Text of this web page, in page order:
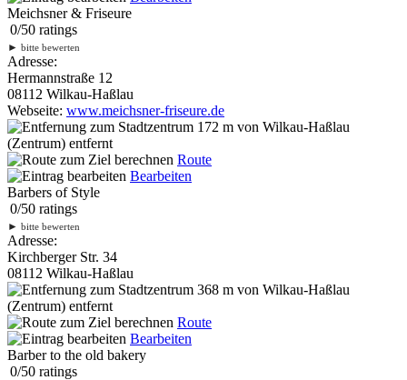
Meichsner & Friseure
0/50 ratings
► bitte bewerten
Adresse:
Hermannstraße 12
08112 Wilkau-Haßlau
Webseite: www.meichsner-friseure.de
172 m von Wilkau-Haßlau
(Zentrum) entfernt
Route
Bearbeiten
Barbers of Style
0/50 ratings
► bitte bewerten
Adresse:
Kirchberger Str. 34
08112 Wilkau-Haßlau
368 m von Wilkau-Haßlau
(Zentrum) entfernt
Route
Bearbeiten
Barber to the old bakery
0/50 ratings